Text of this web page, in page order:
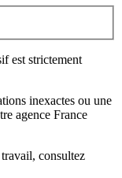
est strictement
inexactes ou une
agence France
, consultez